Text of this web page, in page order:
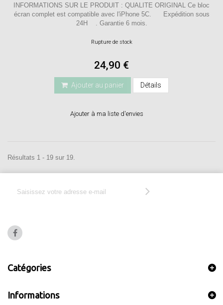
INFORMATIONS SUR LE PRODUIT : QUALITE ORIGINAL Ce bloc
écran complet est compatible avec l'iPhone 5C. Expédition sous
24H . Garantie 6 mois.
Rupture de stock
24,90 €
Ajouter au panier Détails
Ajouter à ma liste d'envies
Résultats 1 - 19 sur 19.
Catégories
Informations